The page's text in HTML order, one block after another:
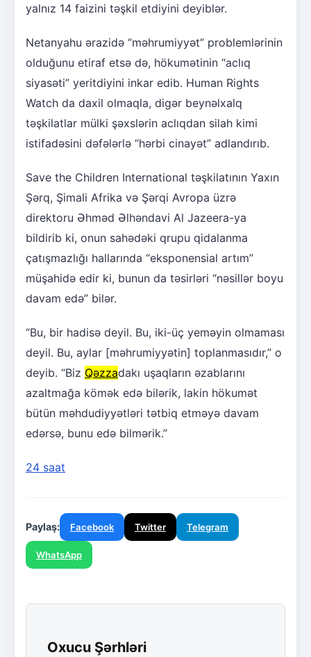
yalnız 14 faizini təşkil etdiyini deyiblər.
Netanyahu ərazidə “məhrumiyyət” problemlərinin
olduğunu etiraf etsə də, hökumətinin “aclıq
siyasəti” yeritdiyini inkar edib. Human Rights
Watch da daxil olmaqla, digər beynəlxalq
təşkilatlar mülki şəxslərin aclıqdan silah kimi
istifadəsini dəfələrlə “hərbi cinayət” adlandırıb.
Save the Children International təşkilatının Yaxın
Şərq, Şimali Afrika və Şərqi Avropa üzrə
direktoru Əhməd Əlhəndavi Al Jazeera-ya
bildirib ki, onun sahədəki qrupu qidalanma
çatışmazlığı hallarında “eksponensial artım”
müşahidə edir ki, bunun da təsirləri “nəsillər boyu
davam edə” bilər.
“Bu, bir hadisə deyil. Bu, iki-üç yeməyin olmaması
deyil. Bu, aylar [məhrumiyyətin] toplanmasıdır,” o
deyib. “Biz Qəzzadakı uşaqların əzablarını
azaltmağa kömək edə bilərik, lakin hökumət
bütün məhdudiyyətləri tətbiq etməyə davam
edərsə, bunu edə bilmərik.”
24 saat
Paylaş: Facebook Twitter Telegram
WhatsApp
Oxucu Şərhləri